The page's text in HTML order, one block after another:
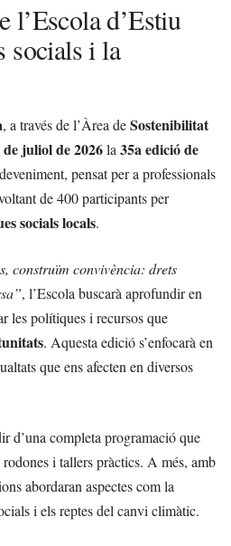
l’Escola d’Estiu
socials i la
, a través de l’Àrea deSostenibilitat
de juliol de 2026la 35a edició de
pensat per a professionals
de 400 participants per
socials locals.
construïm convivència: drets
, l’Escola buscarà aprofundir en
les polítiques i recursos que
. Aquesta edició s’enfocarà en
que ens afecten en diversos
d’una completa programació que
i tallers pràctics. A més, amb
abordaran aspectes com la
i els reptes del canvi climàtic.